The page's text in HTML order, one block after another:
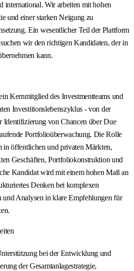
international. Wir arbeiten mit hohen
und einer starken Neigung zu
Ein wesentlicher Teil der Plattform
wir den richtigen Kandidaten, der in
kann.
Kernmitglied des Investmentteams und
Investitionslebenszyklus - von der
Identifizierung von Chancen über Due
Portfolioüberwachung. Die Rolle
in öffentlichen und privaten Märkten,
Geschäften, Portfoliokonstruktion und
Kandidat wird mit einem hohen Maß an
Denken bei komplexen
und Analysen in klare Empfehlungen für
bei der Entwicklung und
der Gesamtanlagestrategie,